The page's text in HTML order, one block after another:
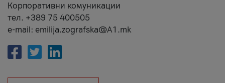
Корпоративни комуникации
тел. +389 75 400505
e-mail: emilija.zografska@A1.mk